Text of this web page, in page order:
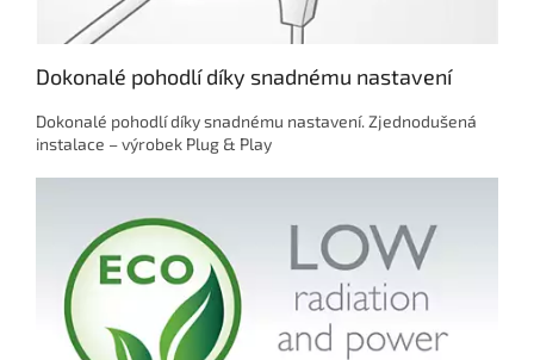
Dokonalé pohodlí díky snadnému nastavení
Dokonalé pohodlí díky snadnému nastavení. Zjednodušená
instalace – výrobek Plug & Play